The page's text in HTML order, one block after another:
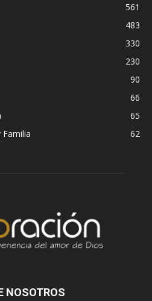
561
483
330
230
90
66
65
62
NOSOTROS